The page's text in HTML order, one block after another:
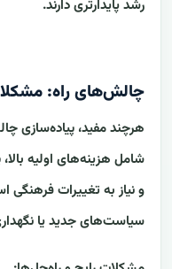
رشد پایدارتری دارند.
چالش‌های راه:
هرچند مفید، پیاده‌سازی
شامل هزینه‌های اولیه
و نیاز به تغییرات فرهنگی
سیاست‌های جدید یا